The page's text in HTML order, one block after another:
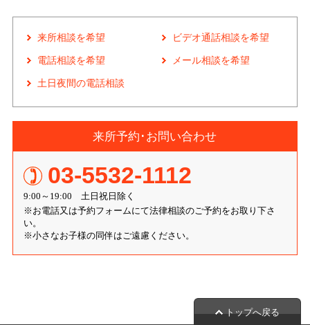
来所相談を希望 ビデオ通話相談を希望
電話相談を希望 メール相談を希望
土日夜間の電話相談
来所予約･お問い合わせ
03-5532-1112
9:00～19:00 土日祝日除く
※お電話又は予約フォームにて法律相談のご予約をお取り下さ
い。
※小さなお子様の同伴はご遠慮ください。
トップへ戻る